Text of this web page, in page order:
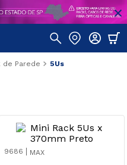
de Parede 5Us
9686 MAX